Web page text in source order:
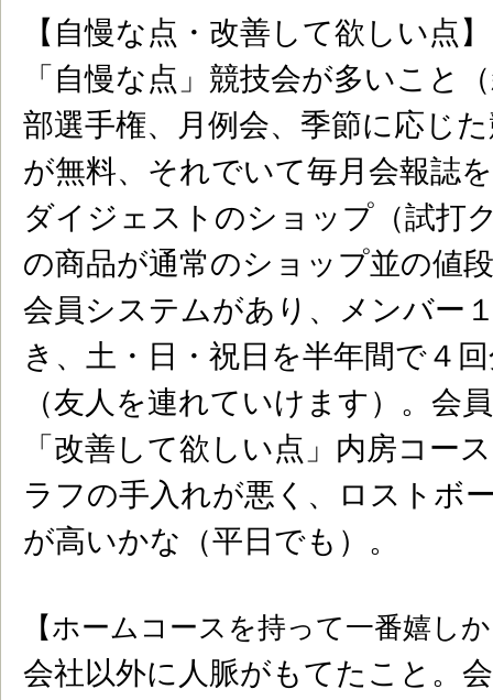
【自慢な点・改善して欲しい点】
「自慢な点」競技会が多いこと
部選手権、月例会、季節に応じ
が無料、それでいて毎月会報誌
ダイジェストのショップ（試打
の商品が通常のショップ並の値
会員システムがあり、メンバー
き、土・日・祝日を半年間で４
（友人を連れていけます）。会
「改善して欲しい点」内房コー
ラフの手入れが悪く、ロストボ
が高いかな（平日でも）。
【ホームコースを持って一番嬉し
会社以外に人脈がもてたこと。